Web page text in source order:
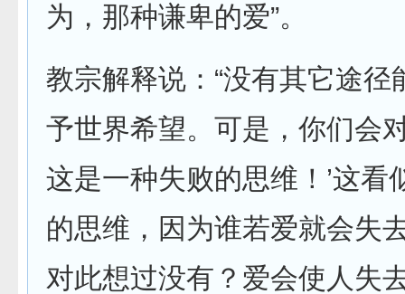
为，那种谦卑的爱”。
教宗解释说：“没有其它途径
予世界希望。可是，你们会
这是一种失败的思维！’这看
的思维，因为谁若爱就会失
对此想过没有？爱会使人失